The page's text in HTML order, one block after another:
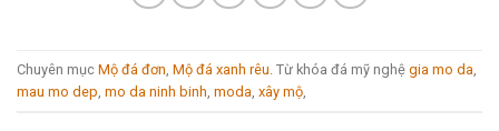
Chuyên mục Mộ đá đơn Mộ đá xanh rêu . Từ khóa đá mỹ nghệ gia mo da
mau mo dep mo da ninh binh moda xây mộ